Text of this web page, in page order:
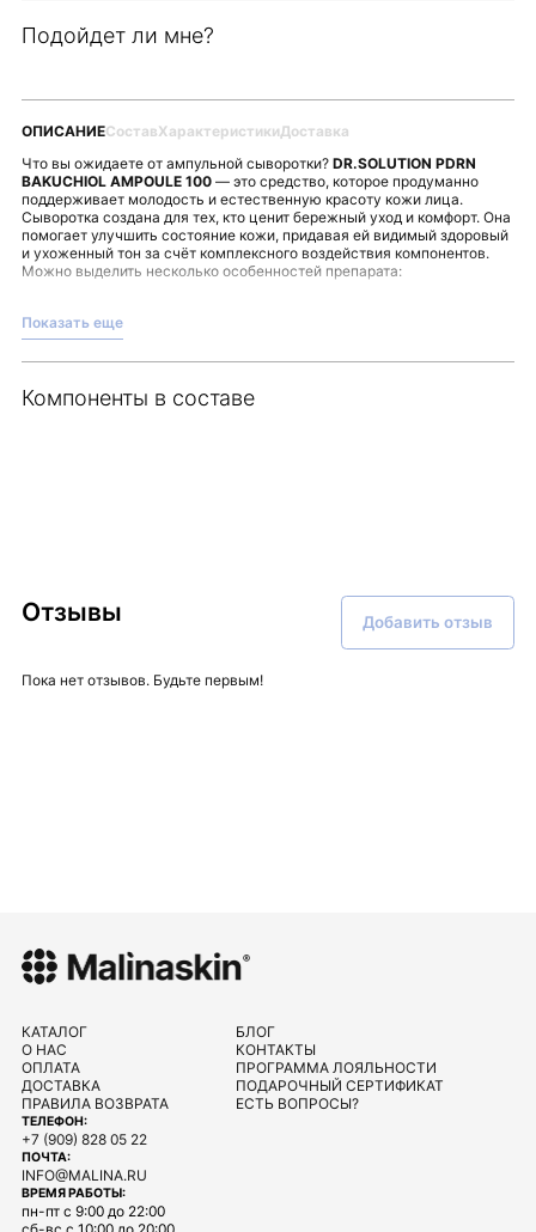
Подойдет ли мне?
ОПИСАНИЕСоставХарактеристикиДоставка
Что вы ожидаете от ампульной сыворотки? DR.SOLUTION PDRN
BAKUCHIOL AMPOULE 100— это средство, которое продуманно
поддерживает молодость и естественную красоту кожи лица.
Сыворотка создана для тех, кто ценит бережный уход и комфорт. Она
помогает улучшить состояние кожи, придавая ей видимый здоровый
и ухоженный тон за счёт комплексного воздействия компонентов.
Можно выделить несколько особенностей препарата:
обеспечивает антиоксидантную защиту;
увлажняет и способствует сохранению упругости;
сокращает размер пор, улучшая микрорельеф.
Показать еще
Компоненты в составе
Отзывы Добавить отзыв
Пока нет отзывов. Будьте первым!
ТЕЛЕФОН:
+7 (909) 828 05 22
ПОЧТА:
INFO@MALINA.RU
ВРЕМЯ РАБОТЫ:
пн-пт с 9:00 до 22:00
КАТАЛОГ
О НАС
ОПЛАТА
ДОСТАВКА
ПРАВИЛА ВОЗВРАТА
БЛОГ
КОНТАКТЫ
ПРОГРАММА ЛОЯЛЬНОСТИ
ПОДАРОЧНЫЙ СЕРТИФИКАТ
ЕСТЬ ВОПРОСЫ?